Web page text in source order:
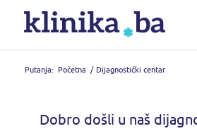
Putanja: Početna / Dijagnostički centar
Dobro došli u naš